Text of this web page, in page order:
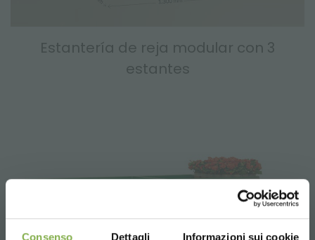
Consenso Dettagli Informazioni sui cookie
Estantería de reja modular con 3
estantes